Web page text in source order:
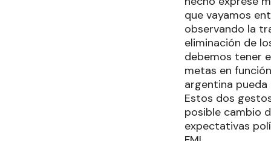
que vayamos
observando la
eliminación de
debemos tener
metas en
argentina
Estos dos
posible cambio
expectativas